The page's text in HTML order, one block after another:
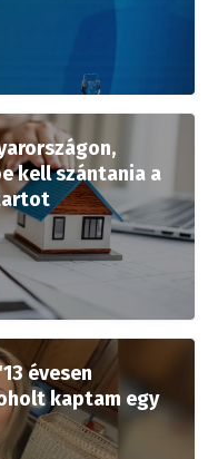
kell szántania a
évesen
kaptam egy